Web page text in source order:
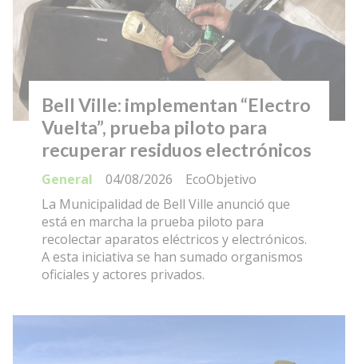
Bell Ville: implementan “Electro
Vuelta”, prueba piloto para
recuperar residuos electrónicos
EcoObjetivo
General
04/08/2026
La Municipalidad de Bell Ville anunció que
está en marcha la prueba piloto para
recolectar aparatos eléctricos y electrónicos.
A esta iniciativa se han sumado organismos
oficiales y actores privados.